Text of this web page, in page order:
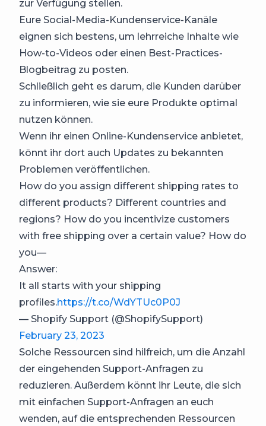
zur Verfügung stellen.
Eure Social-Media-Kundenservice-Kanäle
eignen sich bestens, um lehrreiche Inhalte wie
How-to-Videos oder einen Best-Practices-
Blogbeitrag zu posten.
Schließlich geht es darum, die Kunden darüber
zu informieren, wie sie eure Produkte optimal
nutzen können.
Wenn ihr einen Online-Kundenservice anbietet,
könnt ihr dort auch Updates zu bekannten
Problemen veröffentlichen.
How do you assign different shipping rates to
different products? Different countries and
regions? How do you incentivize customers
with free shipping over a certain value? How do
you—
Answer:
It all starts with your shipping
profiles.https://t.co/WdYTUc0P0J
— Shopify Support (@ShopifySupport)
February 23, 2023
Solche Ressourcen sind hilfreich, um die Anzahl
der eingehenden Support-Anfragen zu
reduzieren. Außerdem könnt ihr Leute, die sich
mit einfachen Support-Anfragen an euch
wenden, auf die entsprechenden Ressourcen